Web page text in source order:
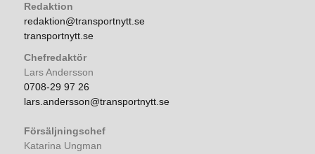
Redaktion
redaktion@transportnytt.se
transportnytt.se
Chefredaktör
Lars Andersson
0708-29 97 26
lars.andersson@transportnytt.se
Försäljningschef
Katarina Ungman